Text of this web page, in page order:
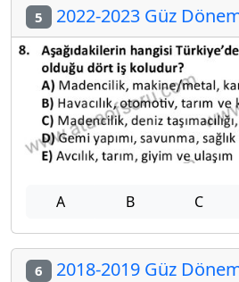
5 2022-2023 Güz
A B C
6 2018-2019 Güz